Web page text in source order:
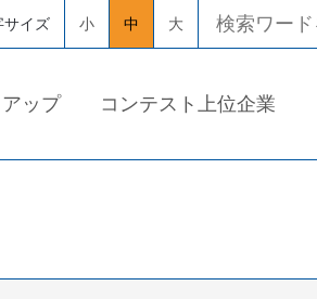
サイズ 小 中 大
ップ コンテスト上位企業